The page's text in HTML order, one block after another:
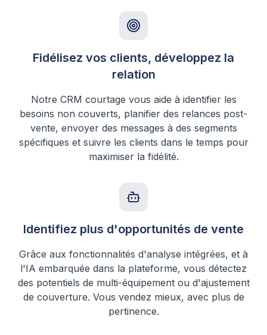
Fidélisez vos clients, développez la
relation
Notre CRM courtage vous aide à identifier les
besoins non couverts, planifier des relances post-
vente, envoyer des messages à des segments
spécifiques et suivre les clients dans le temps pour
maximiser la fidélité.
Identifiez plus d'opportunités de vente
Grâce aux fonctionnalités d'analyse intégrées, et à
l'IA embarquée dans la plateforme, vous détectez
des potentiels de multi-équipement ou d'ajustement
de couverture. Vous vendez mieux, avec plus de
pertinence.